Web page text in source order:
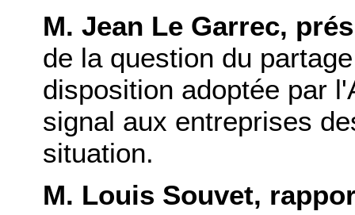
M. Jean Le Garrec,
de la question du
disposition adoptée par
signal aux entreprises
situation.
M. Louis Souvet,